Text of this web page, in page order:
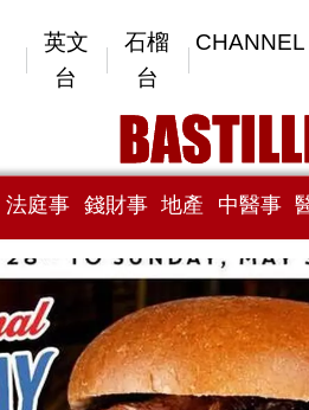
英文
台
石榴
台
CHANNEL
法庭事 錢財事 地產 中醫事